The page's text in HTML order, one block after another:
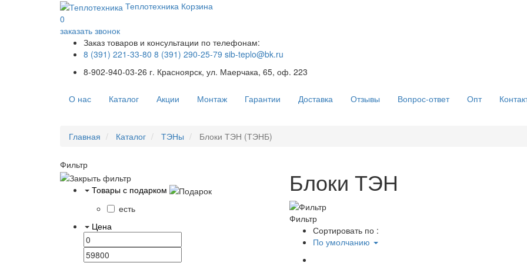
Теплотехника Корзина
0
заказать звонок
Заказ товаров и консультации по телефонам:
8 (391) 221-33-80 8 (391) 290-25-79 sib-teplo@bk.ru
8-902-940-03-26 г. Красноярск, ул. Маерчака, 65, оф. 223
О нас Каталог Акции Монтаж Гарантии Доставка Отзывы Вопрос-ответ Опт
Главная Каталог ТЭНы Блоки ТЭН (ТЭНБ)
Фильтр
Товары с подарком
есть
Цена
Блоки ТЭН
Фильтр
Сортировать по :
По умолчанию